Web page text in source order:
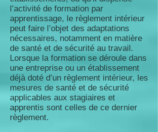
l’activité de formation par
apprentissage, le règlement intérieur
peut faire l’objet des adaptations
nécessaires, notamment en matière
de santé et de sécurité au travail.
Lorsque la formation se déroule dans
une entreprise ou un établissement
déjà doté d’un règlement intérieur, les
mesures de santé et de sécurité
applicables aux stagiaires et
apprentis sont celles de ce dernier
règlement.